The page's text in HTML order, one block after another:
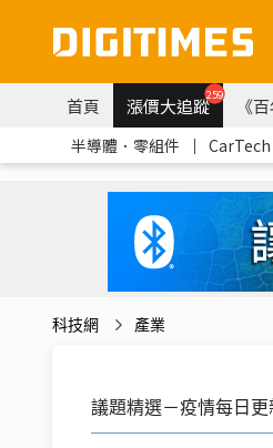
首頁 漲價大追蹤259 《
半導體．零組件 ｜
科技網 產業
議題精選－疫情每日更